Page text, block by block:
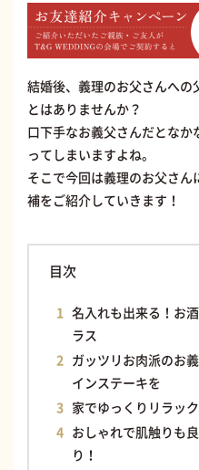
結婚後、義理のお父さんへの
とはありませんか？
口下手なお義父さんだとな
ってしまいますよね。
そこで今回は義理のお父さ
補をご紹介していきます！
目次
名入れも出来る！お
ラス
ガッツリお肉派のお
インステーキを
家でゆっくりリラッ
おしゃれで肌触りも
り！